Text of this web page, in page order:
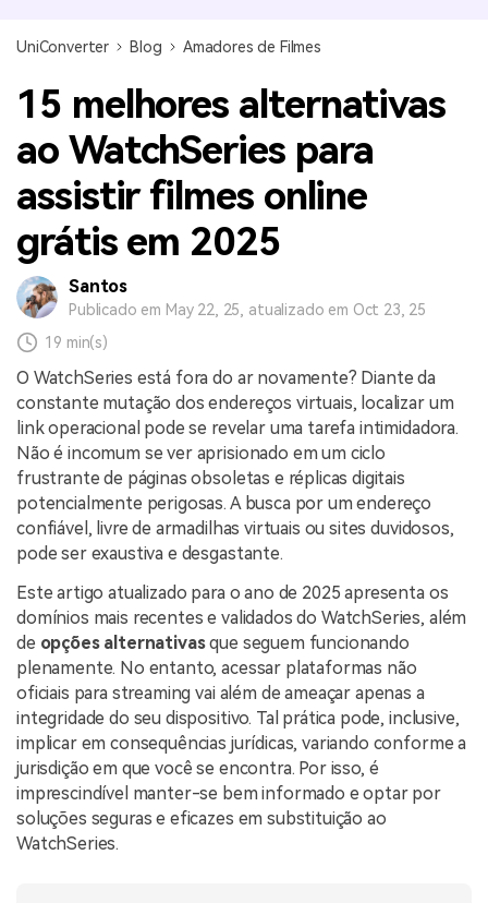
UniConverter Blog Amadores de Filmes
15 melhores alternativas
ao WatchSeries para
assistir filmes online
grátis em 2025
Santos
Publicado em May 22, 25, atualizado em Oct 23, 25
19 min(s)
O WatchSeries está fora do ar novamente? Diante da
constante mutação dos endereços virtuais, localizar um
link operacional pode se revelar uma tarefa intimidadora.
Não é incomum se ver aprisionado em um ciclo
frustrante de páginas obsoletas e réplicas digitais
potencialmente perigosas. A busca por um endereço
confiável, livre de armadilhas virtuais ou sites duvidosos,
pode ser exaustiva e desgastante.
Este artigo atualizado para o ano de 2025 apresenta os
domínios mais recentes e validados do WatchSeries, além
de opções alternativasque seguem funcionando
plenamente. No entanto, acessar plataformas não
oficiais para streaming vai além de ameaçar apenas a
integridade do seu dispositivo. Tal prática pode, inclusive,
implicar em consequências jurídicas, variando conforme a
jurisdição em que você se encontra. Por isso, é
imprescindível manter-se bem informado e optar por
soluções seguras e eficazes em substituição ao
WatchSeries.